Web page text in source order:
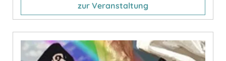
zur Veranstaltung